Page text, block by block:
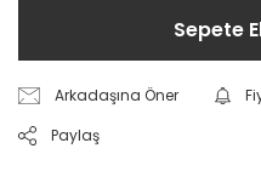
Sepete
Arkadaşına Öner
Paylaş